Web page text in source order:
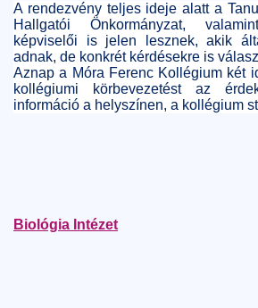
A rendezvény teljes ideje alatt a
Hallgatói Önkormányzat,
képviselői is jelen lesznek, akik
adnak, de konkrét kérdésekre is
Aznap a Móra Ferenc Kollégium két
kollégiumi körbevezetést az
információ a helyszínen, a kollégium
Biológia Intézet